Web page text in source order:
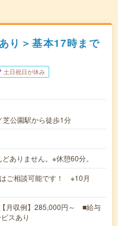
り＞基本17時まで
土日祝日が休み
芝公園駅から徒歩1分
ありません。※休憩60分。
ご相談可能です！ ※10月
月収例】285,000円～ ■給与
スあり